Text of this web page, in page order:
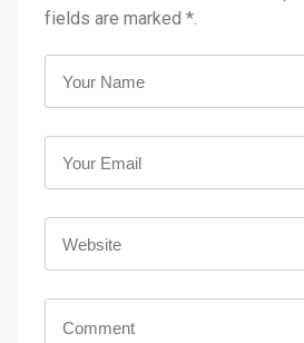
fields are marked *.